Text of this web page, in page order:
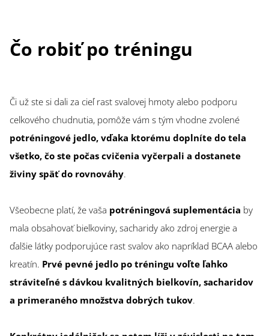
Čo robiť po tréningu
Či už ste si dali za cieľ rast svalovej hmoty alebo podporu
celkového chudnutia, pomôže vám s tým vhodne zvolené
potréningové jedlo, vďaka ktorému doplníte do tela
všetko, čo ste počas cvičenia vyčerpali a dostanete
živiny späť do rovnováhy.
Všeobecne platí, že vaša potréningová suplementácia by
mala obsahovať bielkoviny, sacharidy ako zdroj energie a
ďalšie látky podporujúce rast svalov ako napríklad BCAA alebo
kreatín. Prvé pevné jedlo po tréningu voľte ľahko
stráviteľné s dávkou kvalitných bielkovín, sacharidov
a primeraného množstva dobrých tukov.